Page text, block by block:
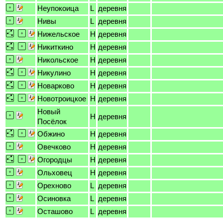
Неупокоица
L деревня
Нивы
L деревня
Нижельское
H деревня
Никиткино
H деревня
Никольское
H деревня
Никулино
H деревня
Новарково
H деревня
Новотроицкое H деревня
Новый
Посёлок
H деревня
Обжино H деревня
Овечково
H деревня
Огородцы
H деревня
Ольховец
H деревня
Орехново
L деревня
Осиновка
L деревня
Осташово
L деревня